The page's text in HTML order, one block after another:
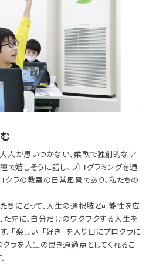
人が思いつかない、柔軟で独創的なア
で嬉しそうに話し、プログラミングを通
クラの教室の日常風景であり、私たちの
ちにとって、人生の選択肢と可能性を広
た先に、自分だけのワクワクする人生を
「楽しい」「好き」を入り口にプロクラに
ラを人生の良き通過点としてくれるこ